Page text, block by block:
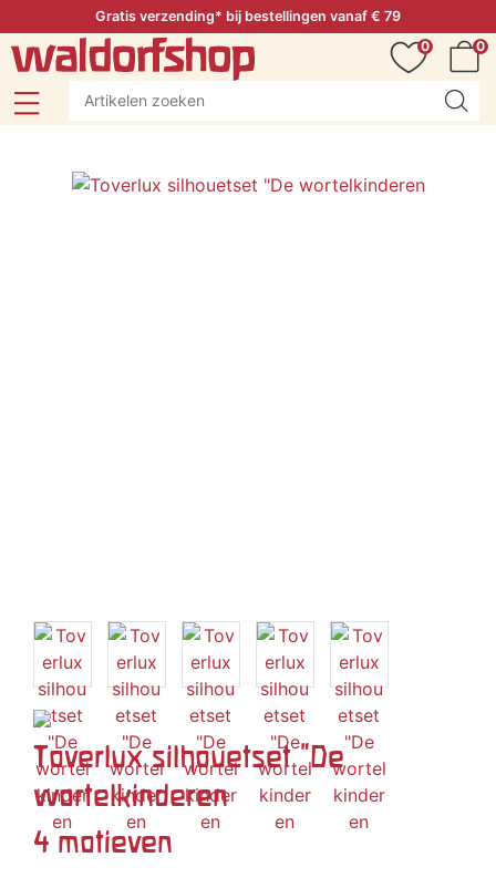
Gratis verzending* bij bestellingen vanaf € 79
0
0
Toverlux silhouetset "De
wortelkinderen
4 motieven